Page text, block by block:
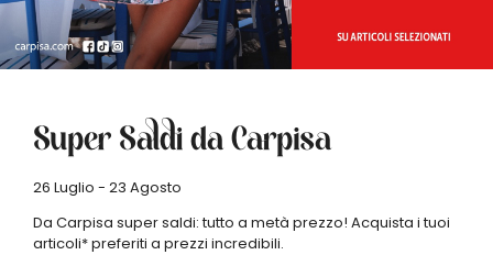
Super Saldi da Carpisa
26 Luglio - 23 Agosto
Da Carpisa super saldi: tutto a metà prezzo! Acquista i tuoi
articoli* preferiti a prezzi incredibili.